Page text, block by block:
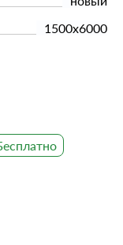
1500х6000